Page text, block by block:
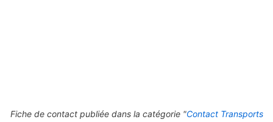
Fiche de contact publiée dans la catégorie "Contact Transports